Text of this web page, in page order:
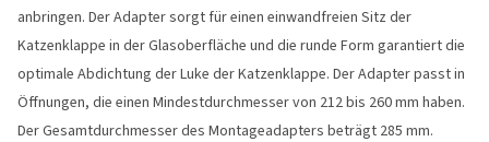
anbringen. Der Adapter sorgt für einen einwandfreien Sitz der
Katzenklappe in der Glasoberfläche und die runde Form garantiert die
optimale Abdichtung der Luke der Katzenklappe. Der Adapter passt in
Öffnungen, die einen Mindestdurchmesser von 212 bis 260 mm haben.
Der Gesamtdurchmesser des Montageadapters beträgt 285 mm.